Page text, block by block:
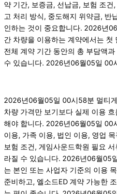
약 기간, 보증금, 선납금, 보험 조
고 처리 방식, 중도해지 위약금, 반
인하는 것이 중요합니다. 2026년
간 차량을 이용하는 계약에서는 첫
전체 계약 기간 동안의 총 부담액
수 있습니다. 2026년06월05일 00
2026년06월05일 00시58분 멀티
차량 가격만 보기보다 실제 이용
해야 합니다. 2026년06월05일 00
이용, 가족 이용, 법인 이용, 영업
보험 조건, 게임사운드학원 필요
라질 수 있습니다. 2026년06월05
는 본인 또는 사업자 기준의 이용
준비하고, 엘소드ED 계약 가능한